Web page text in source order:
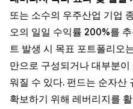
또는 소수의 우주산업 기업
오의 일일 수익률 200%를
트 발생 시 목표 포트폴리오
만으로 구성되거나 대부분
워질 수 있다. 펀드는 순자산
확보하기 위해 레버리지를